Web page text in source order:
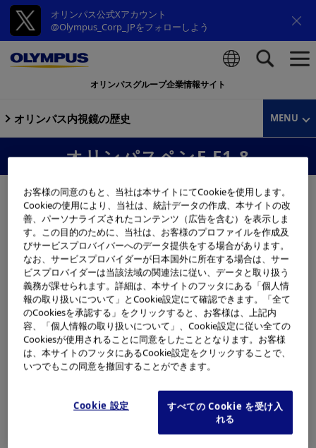
オリンパス公式Xアカウント
@Olympus_Corp_JPをフォローしよう
オリンパスグループ企業情報サイト
オリンパス内視鏡の歴史 MENU
オリンパスペンF F1.8
お客様の同意のもと、当社は本サイトにてCookieを使用します。
Cookieの使用により、当社は、統計データの作成、本サイトの改
善、パーソナライズされたコンテンツ（広告を含む）を表示しま
す。この目的のために、当社は、お客様のプロファイルを作成及
びサービスプロバイバーへのデータ提供をする場合があります。
なお、サービスプロバイダーが日本国外に所在する場合は、サー
ビスプロバイダーは当該法域の関連法に従い、データと取り扱う
義務が課せられます。詳細は、本サイトのフッタにある「個人情
報の取り扱いについて」とCookie設定にて確認できます。「全て
のCookiesを承認する」をクリックすると、お客様は、上記内
容、「個人情報の取り扱いについて」、Cookie設定に従い全ての
Cookiesが使用されることに同意をしたこととなります。お客様
は、本サイトのフッタにあるCookie設定をクリックすることで、
いつでもこの同意を撤回することができます。
Cookie 設定
すべての Cookie を受け入
れる